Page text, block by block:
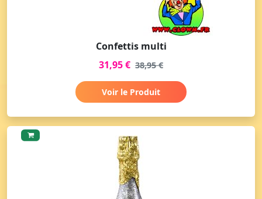
Confettis multi
31,95 € 38,95 €
Voir le Produit